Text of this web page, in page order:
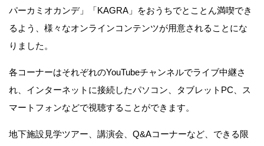
パーカミオカンデ」「KAGRA」をおうちでとことん満喫でき
るよう、様々なオンラインコンテンツが用意されることにな
りました。
各コーナーはそれぞれのYouTubeチャンネルでライブ中継さ
れ、インターネットに接続したパソコン、タブレットPC、ス
マートフォンなどで視聴することができます。
地下施設見学ツアー、講演会、Q&Aコーナーなど、できる限